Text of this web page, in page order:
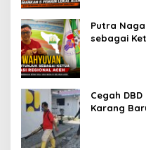
Putra
sebagai
Cegah
Karang